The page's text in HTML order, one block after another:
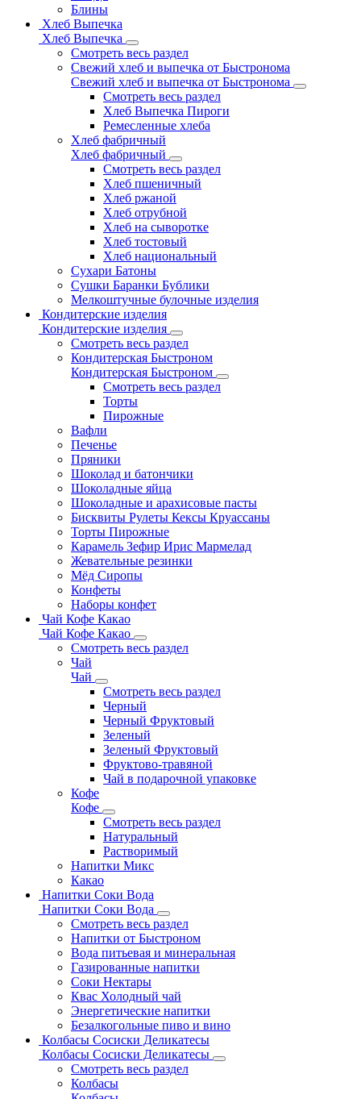
Блины
Хлеб Выпечка
Хлеб Выпечка
Смотреть весь раздел
Свежий хлеб и выпечка от Быстронома
Свежий хлеб и выпечка от Быстронома
Смотреть весь раздел
Хлеб Выпечка Пироги
Ремесленные хлеба
Хлеб фабричный
Хлеб фабричный
Смотреть весь раздел
Хлеб пшеничный
Хлеб ржаной
Хлеб отрубной
Хлеб на сыворотке
Хлеб тостовый
Хлеб национальный
Сухари Батоны
Сушки Баранки Бублики
Мелкоштучные булочные изделия
Кондитерские изделия
Кондитерские изделия
Смотреть весь раздел
Кондитерская Быстроном
Кондитерская Быстроном
Смотреть весь раздел
Торты
Пирожные
Вафли
Печенье
Пряники
Шоколад и батончики
Шоколадные яйца
Шоколадные и арахисовые пасты
Бисквиты Рулеты Кексы Круассаны
Торты Пирожные
Карамель Зефир Ирис Мармелад
Жевательные резинки
Мёд Сиропы
Конфеты
Наборы конфет
Чай Кофе Какао
Чай Кофе Какао
Смотреть весь раздел
Чай
Чай
Смотреть весь раздел
Черный
Черный Фруктовый
Зеленый
Зеленый Фруктовый
Фруктово-травяной
Чай в подарочной упаковке
Кофе
Кофе
Смотреть весь раздел
Натуральный
Растворимый
Напитки Микс
Какао
Напитки Соки Вода
Напитки Соки Вода
Смотреть весь раздел
Напитки от Быстроном
Вода питьевая и минеральная
Газированные напитки
Соки Нектары
Квас Холодный чай
Энергетические напитки
Безалкогольные пиво и вино
Колбасы Сосиски Деликатесы
Колбасы Сосиски Деликатесы
Смотреть весь раздел
Колбасы